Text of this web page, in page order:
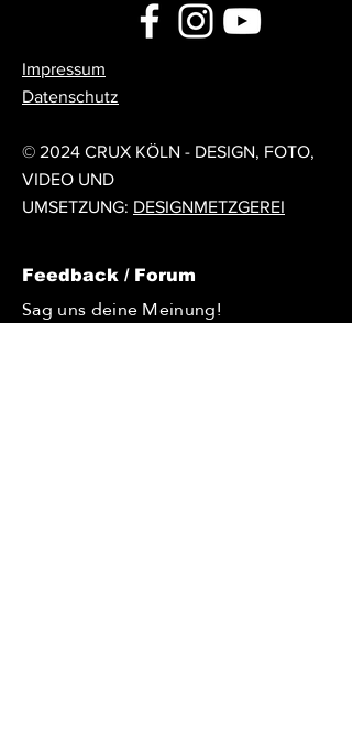
Impressum
Datenschutz
© 2024 CRUX KÖLN - DESIGN, FOTO,
VIDEO UND
UMSETZUNG: DESIGNMETZGEREI
Feedback / Forum
Sag uns deine Meinung!